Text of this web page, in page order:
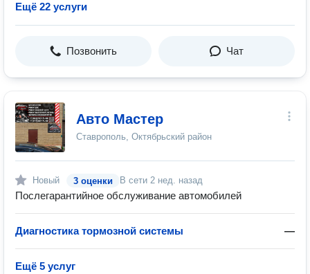
Ещё 22 услуги
Позвонить Чат
Авто Мастер
Ставрополь, Октябрьский район
Новый 3 оценки В сети 2 нед. назад
Послегарантийное обслуживание автомобилей
Диагностика тормозной системы —
Ещё 5 услуг